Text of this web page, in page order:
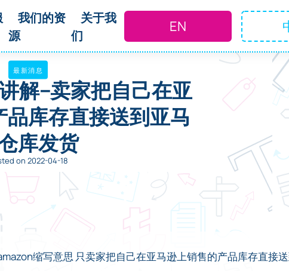
我们的资
源
关于我
们
EN
最新消息
解--卖家把自己在亚
库存直接送到亚马
库发货
on 2022-04-18
缩写意思 只卖家把自己在亚马逊上销售的产品库存直接